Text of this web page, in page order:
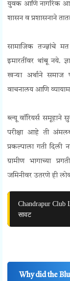
युवक आणि नागरिक
शासन व प्रशासनाने
सामाजिक तज्ज्ञांचे
इमारतींवर थांबू नये.
खऱ्या अर्थाने समाज
वाचनालय आणि
ब्ल्यू वॉरियर्स
परीक्षा आहे ती
प्रकल्पाला गती
ग्रामीण भागाच्या
जमिनीवर उतरणे ही
Chandrapur Club
सावट
Why did the